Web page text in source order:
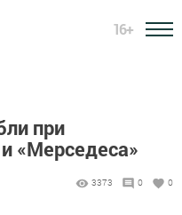
16+
при
«Мерседеса»
3373 0 0